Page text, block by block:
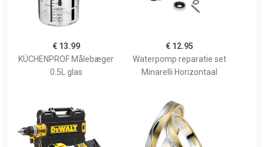
€ 13.99
KÜCHENPROF Målebæger
0.5L glas
€ 12.95
Waterpomp reparatie set
Minarelli Horizontaal